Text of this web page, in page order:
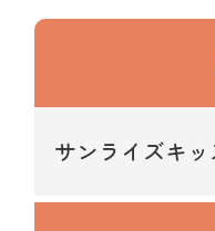
サンライズキ